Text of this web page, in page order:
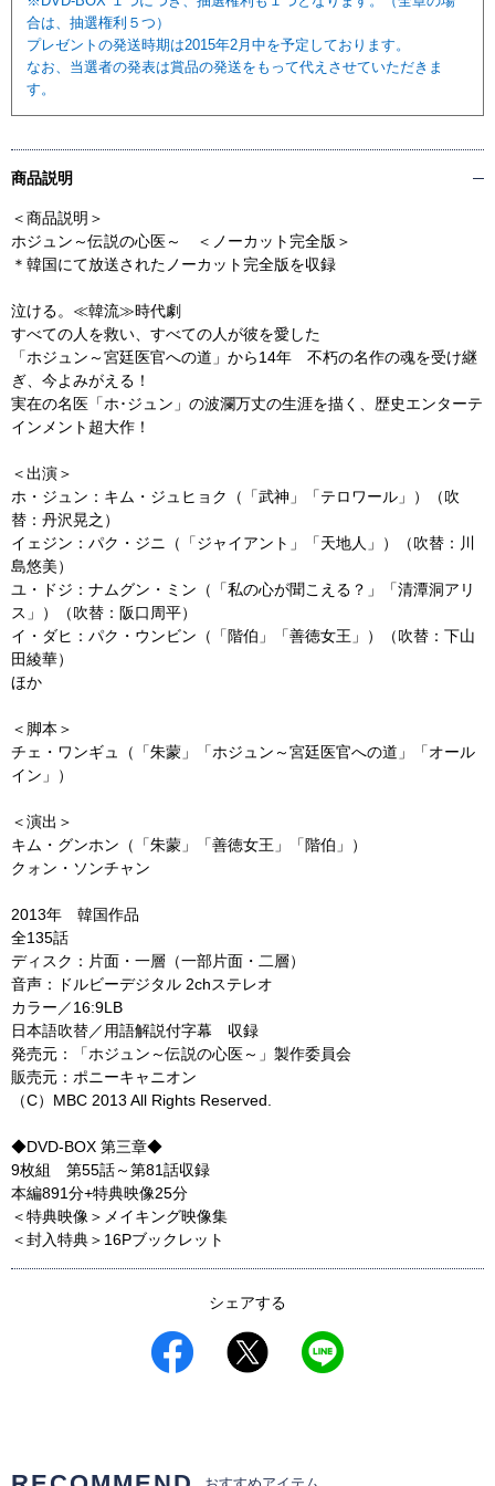
合は、抽選権利５つ）
プレゼントの発送時期は2015年2月中を予定しております。
なお、当選者の発表は賞品の発送をもって代えさせていただきま
す。
商品説明
＜商品説明＞
ホジュン～伝説の心医～ ＜ノーカット完全版＞
＊韓国にて放送されたノーカット完全版を収録
泣ける。≪韓流≫時代劇
すべての人を救い、すべての人が彼を愛した
「ホジュン～宮廷医官への道」から14年 不朽の名作の魂を受け継
ぎ、今よみがえる！
実在の名医「ホ･ジュン」の波瀾万丈の生涯を描く、歴史エンターテ
インメント超大作！
＜出演＞
ホ・ジュン：キム・ジュヒョク（「武神」「テロワール」）（吹
替：丹沢晃之）
イェジン：パク・ジニ（「ジャイアント」「天地人」）（吹替：川
島悠美）
ユ・ドジ：ナムグン・ミン（「私の心が聞こえる？」「清潭洞アリ
ス」）（吹替：阪口周平）
イ・ダヒ：パク・ウンビン（「階伯」「善徳女王」）（吹替：下山
田綾華）
ほか
＜脚本＞
チェ・ワンギュ（「朱蒙」「ホジュン～宮廷医官への道」「オール
イン」）
＜演出＞
キム・グンホン（「朱蒙」「善徳女王」「階伯」）
クォン・ソンチャン
2013年 韓国作品
全135話
ディスク：片面・一層（一部片面・二層）
音声：ドルビーデジタル 2chステレオ
カラー／16:9LB
日本語吹替／用語解説付字幕 収録
発売元：「ホジュン～伝説の心医～」製作委員会
販売元：ポニーキャニオン
（C）MBC 2013 All Rights Reserved.
◆DVD-BOX 第三章◆
9枚組 第55話～第81話収録
本編891分+特典映像25分
＜特典映像＞メイキング映像集
＜封入特典＞16Pブックレット
シェアする